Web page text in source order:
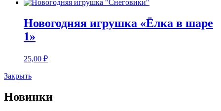
Новогодняя игрушка «Ёлка в шаре
1»
25,00 ₽
Закрыть
Новинки